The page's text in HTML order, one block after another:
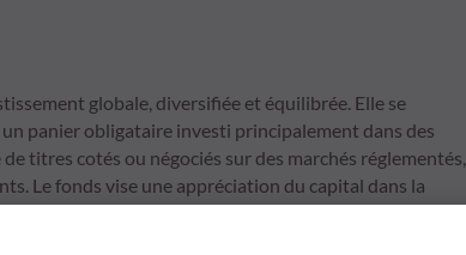
globale, diversifiée et équilibrée. Elle se
panier obligataire investi principalement dans des
titres cotés ou négociés sur des marchés réglementés,
Le fonds vise une appréciation du capital dans la
les critères environnementaux, sociaux et de
processus d'investissement.